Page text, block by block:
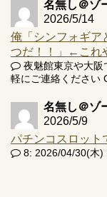
名無し＠ゾ
2026/5/14
俺「シンフォギア
つだ！！」←これ
夜魅館東京や大阪
軽にご連絡ください
名無し＠ゾ
2026/5/9
パチンコスロット
8: 2026/04/30(木)